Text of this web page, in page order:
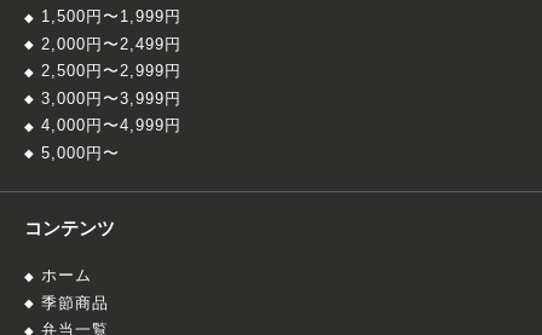
1,500円〜1,999円
2,000円〜2,499円
2,500円〜2,999円
3,000円〜3,999円
4,000円〜4,999円
5,000円〜
コンテンツ
ホーム
季節商品
弁当一覧